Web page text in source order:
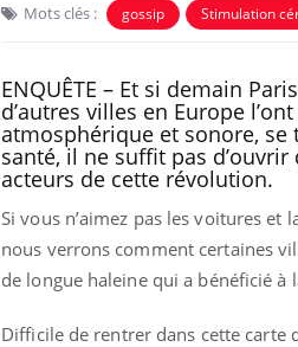
Mots clés : gossip Stimulation
ENQUÊTE – Et si demain
d’autres villes en Europe
atmosphérique et sonore, se
santé, il ne suffit pas
acteurs de cette révolution.
Si vous n’aimez pas les voitures
nous verrons comment certaines
de longue haleine qui a bénéficié à
Difficile de rentrer dans cette carte